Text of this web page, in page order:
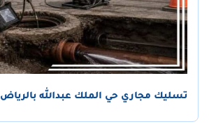
تسليك مجاري حي الملك عبدالله بالرياض